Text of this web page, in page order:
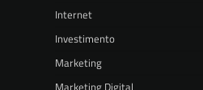
Internet
Investimento
Marketing